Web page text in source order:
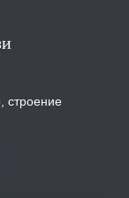
строение